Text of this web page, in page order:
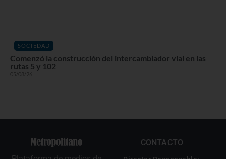
SOCIEDAD
Comenzó la construcción del intercambiador vial en las
rutas 5 y 102
05/08/26
CONTACTO